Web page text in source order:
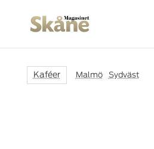
Kaféer Malmö| Sydväst